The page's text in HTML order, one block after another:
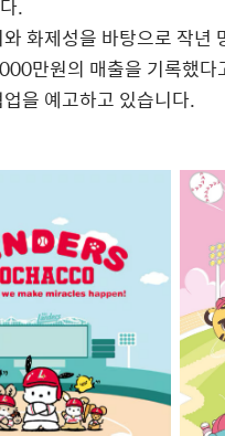
.
화제성을 바탕으로 작년
만원의 매출을 기록했
을 예고하고 있습니다.